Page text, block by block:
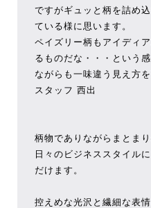
ですがギュッと柄を詰め
ている様に思います。
ペイズリー柄もアイディ
るものだな・・・という
ながらも一味違う見え方
スタッフ 西出
柄物でありながらまとま
日々のビジネススタイル
だけます。
控えめな光沢と繊細な表